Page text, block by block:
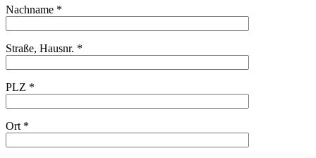
Nachname *
Straße, Hausnr. *
PLZ *
Ort *